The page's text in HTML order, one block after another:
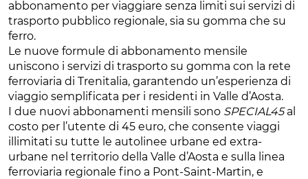
abbonamento per viaggiare senza limiti sui servizi di
trasporto pubblico regionale, sia su gomma che su
ferro.
Le nuove formule di abbonamento mensile
uniscono i servizi di trasporto su gomma con la rete
ferroviaria di Trenitalia, garantendo un’esperienza di
viaggio semplificata per i residenti in Valle d’Aosta.
I due nuovi abbonamenti mensili sono SPECIAL45al
costo per l’utente di 45 euro, che consente viaggi
illimitati su tutte le autolinee urbane ed extra-
urbane nel territorio della Valle d’Aosta e sulla linea
ferroviaria regionale fino a Pont-Saint-Martin, e